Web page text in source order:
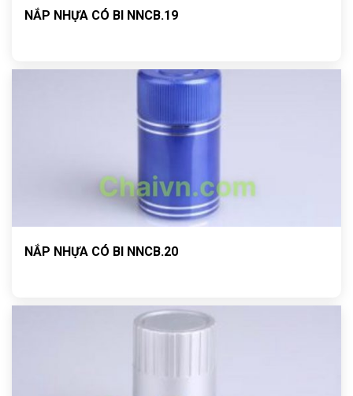
NẮP NHỰA CÓ BI NNCB.19
NẮP NHỰA CÓ BI NNCB.20